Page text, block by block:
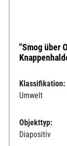
"Smog über
Klassifikation:
Umwelt
Objekttyp:
Diapositiv